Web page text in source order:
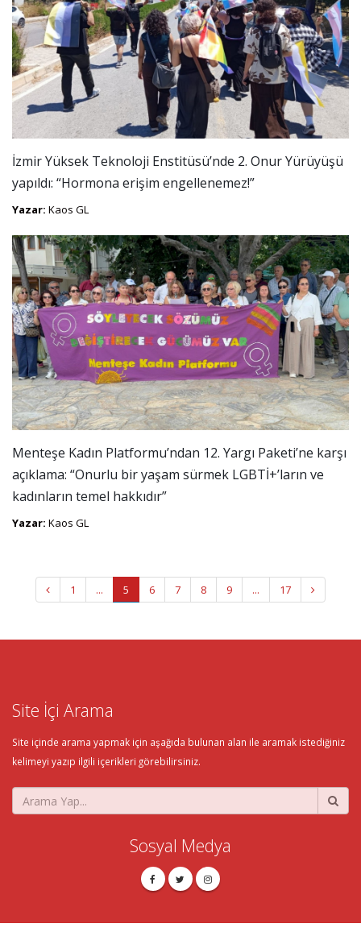
İzmir Yüksek Teknoloji Enstitüsü’nde 2. Onur Yürüyüşü
yapıldı: “Hormona erişim engellenemez!”
Yazar: Kaos GL
Menteşe Kadın Platformu’ndan 12. Yargı Paketi’ne karşı
açıklama: “Onurlu bir yaşam sürmek LGBTİ+’ların ve
kadınların temel hakkıdır”
Yazar: Kaos GL
1 ... 5 6 7 8 9 ... 17
Site İçi Arama
Site içinde arama yapmak için aşağıda bulunan alan ile aramak istediğiniz
kelimeyi yazıp ilgili içerikleri görebilirsiniz.
Sosyal Medya